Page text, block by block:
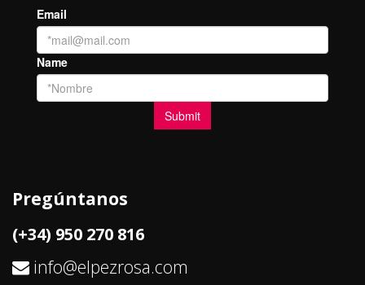
Pregúntanos
(+34) 950 270 816
info@elpezrosa.com